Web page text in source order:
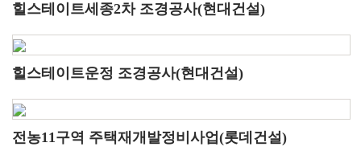
힐스테이트세종2차 조경공사(현대건설)
힐스테이트운정 조경공사(현대건설)
전농11구역 주택재개발정비사업(롯데건설)